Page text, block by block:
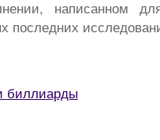
написанном
последних
биллиарды